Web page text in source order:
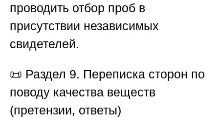
проводить отбор проб в
присутствии независимых
свидетелей.
📜 Раздел 9. Переписка сторон по
поводу качества веществ
(претензии, ответы)